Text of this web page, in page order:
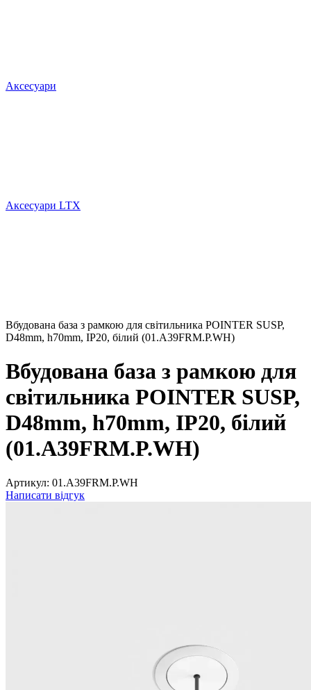
Аксесуари
Аксесуари LTX
Вбудована база з рамкою для світильника POINTER SUSP,
D48mm, h70mm, IP20, білий (01.A39FRM.P.WH)
Вбудована база з рамкою для
світильника POINTER SUSP,
D48mm, h70mm, IP20, білий
(01.A39FRM.P.WH)
Артикул: 01.A39FRM.P.WH
Написати відгук